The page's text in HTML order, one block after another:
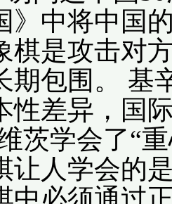
》中将中国
棋是攻击对
期包围。 基
性差异，国
茨学会了“
让人学会的